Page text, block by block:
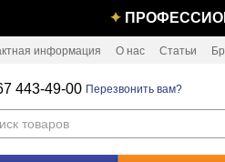
✦
информация О нас Статьи
443-49-00 Перезвонить вам?